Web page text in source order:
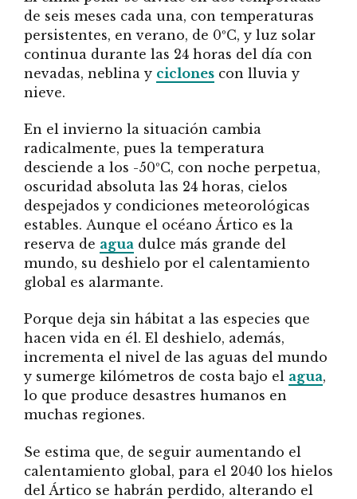
de seis meses cada una, con temperaturas
persistentes, en verano, de 0ºC, y luz solar
continua durante las 24 horas del día con
nevadas, neblina y ciclones con lluvia y
nieve.
En el invierno la situación cambia
radicalmente, pues la temperatura
desciende a los -50ºC, con noche perpetua,
oscuridad absoluta las 24 horas, cielos
despejados y condiciones meteorológicas
estables. Aunque el océano Ártico es la
reserva de agua dulce más grande del
mundo, su deshielo por el calentamiento
global es alarmante.
Porque deja sin hábitat a las especies que
hacen vida en él. El deshielo, además,
incrementa el nivel de las aguas del mundo
y sumerge kilómetros de costa bajo el agua,
lo que produce desastres humanos en
muchas regiones.
Se estima que, de seguir aumentando el
calentamiento global, para el 2040 los hielos
del Ártico se habrán perdido, alterando el